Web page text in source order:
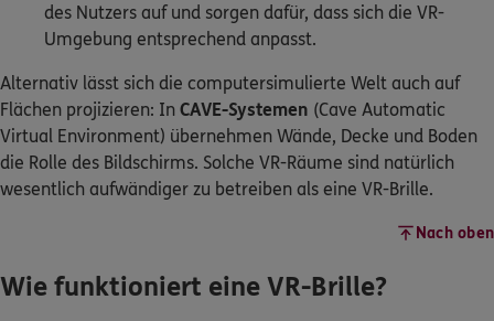
des Nutzers auf und sorgen dafür, dass sich die VR-
Umgebung entsprechend anpasst.
Alternativ lässt sich die computersimulierte Welt auch auf
Flächen projizieren: In CAVE-Systemen (Cave Automatic
Virtual Environment) übernehmen Wände, Decke und Boden
die Rolle des Bildschirms. Solche VR-Räume sind natürlich
wesentlich aufwändiger zu betreiben als eine VR-Brille.
Nach oben
Wie funktioniert eine VR-Brille?